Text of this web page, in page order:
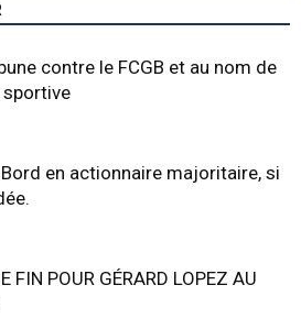
contre le FCGB et au nom de
sportive
en actionnaire majoritaire, si
FIN POUR GÉRARD LOPEZ AU